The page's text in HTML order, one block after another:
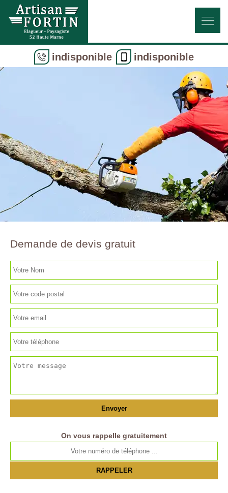
indisponible indisponible
Demande de devis gratuit
On vous rappelle gratuitement